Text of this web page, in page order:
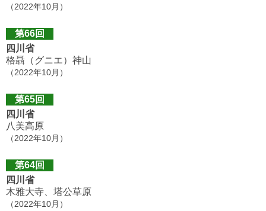
（2022年10月）
第66回
四川省
格聶（グニエ）神山
（2022年10月）
第65回
四川省
八美高原
（2022年10月）
第64回
四川省
木雅大寺、塔公草原
（2022年10月）